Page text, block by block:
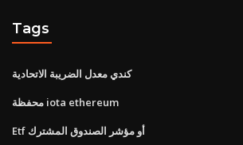
Tags
كندي معدل الضريبة الاتحادية
محفظة iota ethereum
Etf أو مؤشر الصندوق المشترك